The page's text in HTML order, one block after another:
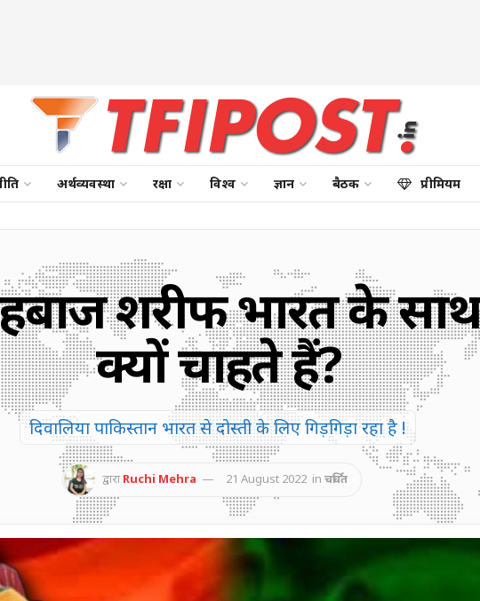
अर्थव्यवस्था रक्षा विश्व ज्ञान बैठक प्रीमियम
शरीफ भारत के साथ
क्यों चाहते हैं?
दिवालिया पाकिस्तान भारत से दोस्ती के लिए गिड़गिड़ा रहा है !
द्वारा Ruchi Mehra 21 August 2022 in चर्चित